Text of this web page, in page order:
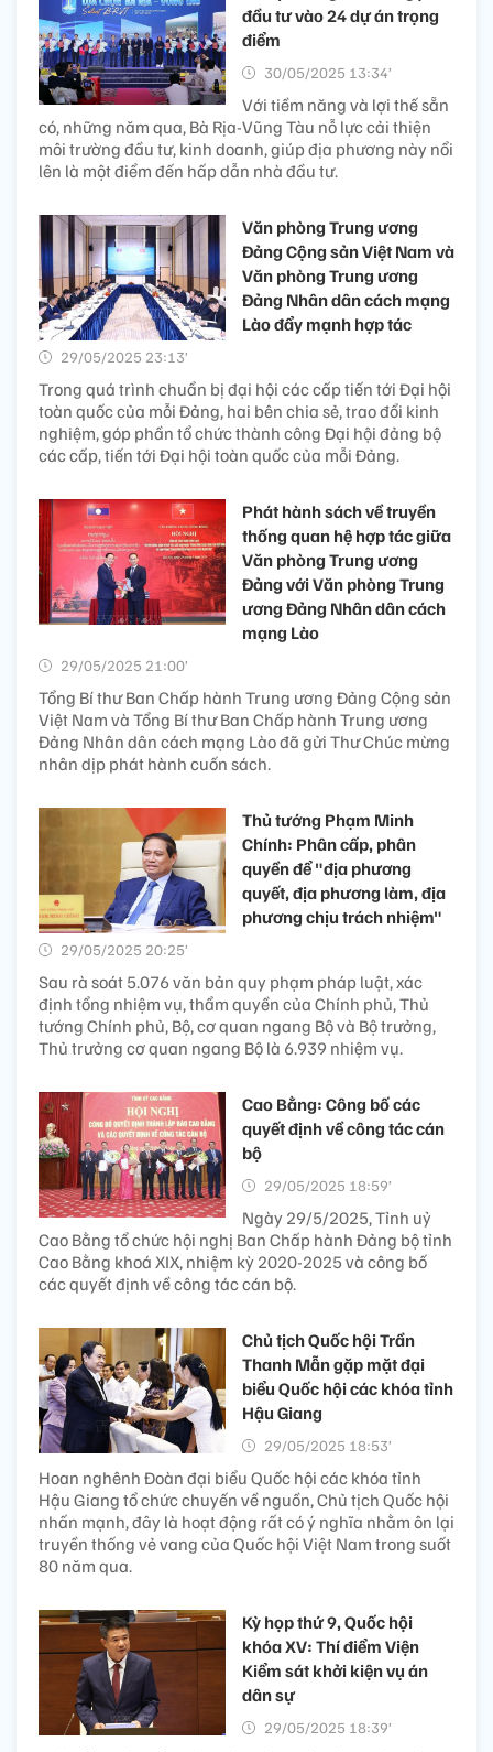
đầu tư vào 24 dự án trọng
điểm
30/05/2025 13:34’
Với tiềm năng và lợi thế sẵn
có, những năm qua, Bà Rịa-Vũng Tàu nỗ lực cải thiện
môi trường đầu tư, kinh doanh, giúp địa phương này nổi
lên là một điểm đến hấp dẫn nhà đầu tư.
Văn phòng Trung ương
Đảng Cộng sản Việt Nam và
Văn phòng Trung ương
Đảng Nhân dân cách mạng
Lào đẩy mạnh hợp tác
29/05/2025 23:13’
Trong quá trình chuẩn bị đại hội các cấp tiến tới Đại hội
toàn quốc của mỗi Đảng, hai bên chia sẻ, trao đổi kinh
nghiệm, góp phần tổ chức thành công Đại hội đảng bộ
các cấp, tiến tới Đại hội toàn quốc của mỗi Đảng.
Phát hành sách về truyền
thống quan hệ hợp tác giữa
Văn phòng Trung ương
Đảng với Văn phòng Trung
ương Đảng Nhân dân cách
mạng Lào
29/05/2025 21:00’
Tổng Bí thư Ban Chấp hành Trung ương Đảng Cộng sản
Việt Nam và Tổng Bí thư Ban Chấp hành Trung ương
Đảng Nhân dân cách mạng Lào đã gửi Thư Chúc mừng
nhân dịp phát hành cuốn sách.
Thủ tướng Phạm Minh
Chính: Phân cấp, phân
quyền để "địa phương
quyết, địa phương làm, địa
phương chịu trách nhiệm"
29/05/2025 20:25’
Sau rà soát 5.076 văn bản quy phạm pháp luật, xác
định tổng nhiệm vụ, thẩm quyền của Chính phủ, Thủ
tướng Chính phủ, Bộ, cơ quan ngang Bộ và Bộ trưởng,
Thủ trưởng cơ quan ngang Bộ là 6.939 nhiệm vụ.
Cao Bằng: Công bố các
quyết định về công tác cán
bộ
29/05/2025 18:59’
Ngày 29/5/2025, Tỉnh uỷ
Cao Bằng tổ chức hội nghị Ban Chấp hành Đảng bộ tỉnh
Cao Bằng khoá XIX, nhiệm kỳ 2020-2025 và công bố
các quyết định về công tác cán bộ.
Chủ tịch Quốc hội Trần
Thanh Mẫn gặp mặt đại
biểu Quốc hội các khóa tỉnh
Hậu Giang
29/05/2025 18:53’
Hoan nghênh Đoàn đại biểu Quốc hội các khóa tỉnh
Hậu Giang tổ chức chuyến về nguồn, Chủ tịch Quốc hội
nhấn mạnh, đây là hoạt động rất có ý nghĩa nhằm ôn lại
truyền thống vẻ vang của Quốc hội Việt Nam trong suốt
80 năm qua.
Kỳ họp thứ 9, Quốc hội
khóa XV: Thí điểm Viện
Kiểm sát khởi kiện vụ án
dân sự
29/05/2025 18:39’